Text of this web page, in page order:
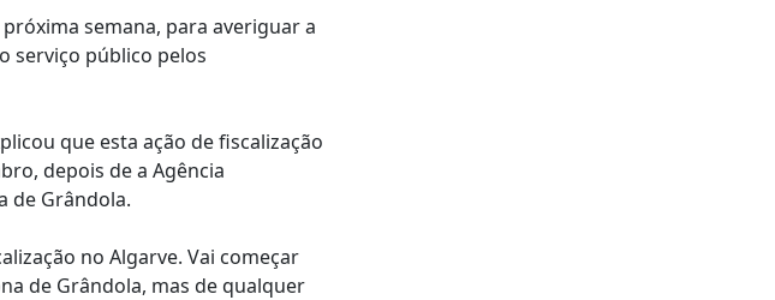
semana, para averiguar a
serviço público pelos
que esta ação de fiscalização
depois de a Agência
de Grândola.
no Algarve. Vai começar
de Grândola, mas de qualquer